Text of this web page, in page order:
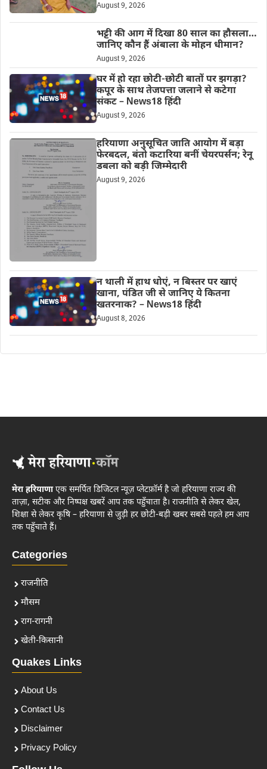
August 9, 2026
भट्टी की आग में दिखा 80 साल का हौसला…
जानिए कौन हैं अंबाला के मोहन धीमान?
August 9, 2026
घर में हो रहा छोटी-छोटी बातों पर झगड़ा?
कपूर के साथ तेजपत्ता जलाने से कटेगा
संकट – News18 हिंदी
August 9, 2026
हरियाणा अनुसूचित जाति आयोग में बड़ा
फेरबदल, बंतो कटारिया बनीं चेयरपर्सन; रेनू
डबला को बड़ी जिम्मेदारी
August 9, 2026
न थाली में हाथ धोएं, न बिस्तर पर खाएं
खाना, पंडित जी से जानिए ये कितना
खतरनाक? – News18 हिंदी
August 8, 2026
मेरा हरियाणाएक समर्पित डिजिटल न्यूज़ प्लेटफ़ॉर्म है जो हरियाणा राज्य की
ताज़ा, सटीक और निष्पक्ष खबरें आप तक पहुँचाता है। राजनीति से लेकर खेल,
शिक्षा से लेकर कृषि – हरियाणा से जुड़ी हर छोटी-बड़ी खबर सबसे पहले हम आप
तक पहुँचाते हैं।
Categories
राजनीति
मौसम
राग-रागनी
खेती-किसानी
Quakes Links
About Us
Contact Us
Disclaimer
Privacy Policy